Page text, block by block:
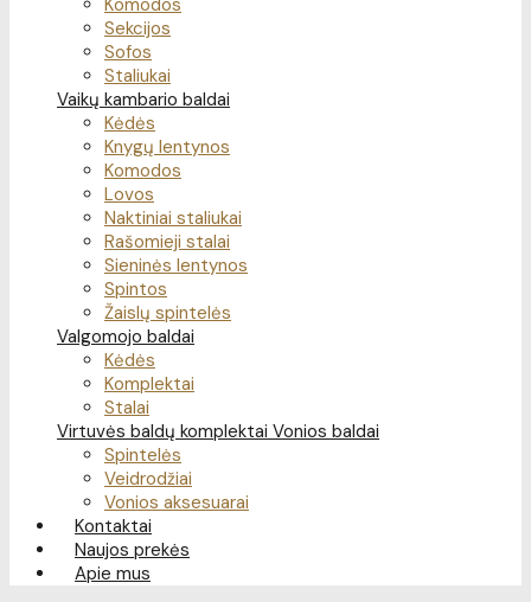
Komodos
Sekcijos
Sofos
Staliukai
Vaikų kambario baldai
Kėdės
Knygų lentynos
Komodos
Lovos
Naktiniai staliukai
Rašomieji stalai
Sieninės lentynos
Spintos
Žaislų spintelės
Valgomojo baldai
Kėdės
Komplektai
Stalai
Virtuvės baldų komplektai Vonios baldai
Spintelės
Veidrodžiai
Vonios aksesuarai
Kontaktai
Naujos prekės
Apie mus